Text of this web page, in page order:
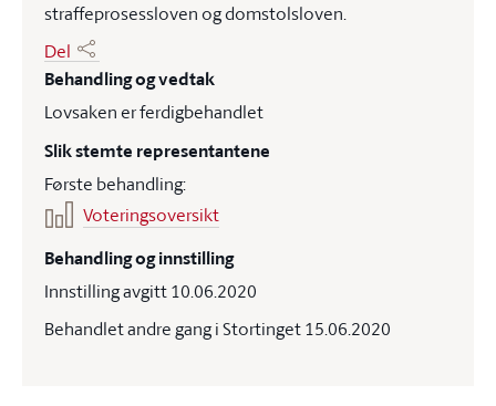
straffeprosessloven og domstolsloven.
Del
Behandling og vedtak
Lovsaken er ferdigbehandlet
Slik stemte representantene
Første behandling:
Voteringsoversikt
Behandling og innstilling
Innstilling avgitt 10.06.2020
Behandlet andre gang i Stortinget 15.06.2020